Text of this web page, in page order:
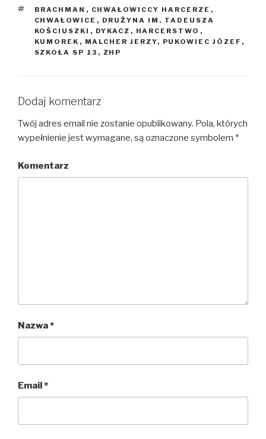
TAGI
BRACHMAN , CHWAŁOWICCY HARCERZE ,
CHWAŁOWICE , DRUŻYNA IM. TADEUSZA
KOŚCIUSZKI , DYKACZ , HARCERSTWO ,
KUMOREK , MALCHER JERZY, PUKOWIEC JÓZEF ,
SZKOŁA SP 13 , ZHP
Dodaj komentarz
Twój adres email nie zostanie opublikowany. Pola, których
wypełnienie jest wymagane, są oznaczone symbolem *
Komentarz
Nazwa*
Email*